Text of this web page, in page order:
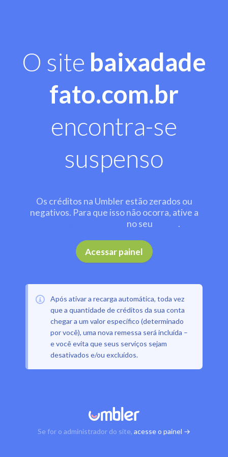
O site baixadade
fato.com.br
encontra-se
suspenso
Os créditos na Umbler estão zerados ou
negativos. Para que isso não ocorra, ative a
no seu .
Acessar painel
Após ativar a recarga automática, toda vez
que a quantidade de créditos da sua conta
chegar a um valor específico (determinado
por você), uma nova remessa será incluída –
e você evita que seus serviços sejam
desativados e/ou excluídos.
Se for o administrador do site, acesse o painel →